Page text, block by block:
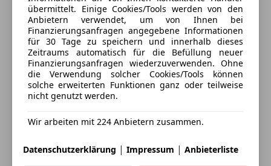
Gerne erstellen wir Ihnen ein individuell angepasstes
Finanzierungs-/Leasingangebot - Sprechen Sie uns
Deine Nachricht
Eintauschwagen: Kaufen und verkaufen in nur einem
übermittelt. Einige Cookies/Tools werden von den
Anbietern verwendet, um von Ihnen bei
Finanzierungsanfragen angegebene Informationen
für 30 Tage zu speichern und innerhalb dieses
Zeitraums automatisch für die Befüllung neuer
Finanzierungsanfragen wiederzuverwenden. Ohne
die Verwendung solcher Cookies/Tools können
solche erweiterten Funktionen ganz oder teilweise
nicht genutzt werden.
Wir arbeiten mit 224 Anbietern zusammen.
Datenschutzerklärung | Impressum | Anbieterliste